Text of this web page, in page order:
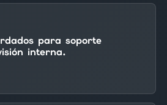
para soporte
interna.